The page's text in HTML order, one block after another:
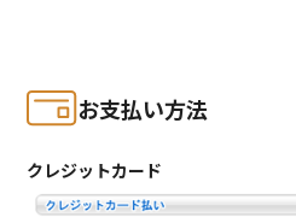
お支払い方法
クレジットカード